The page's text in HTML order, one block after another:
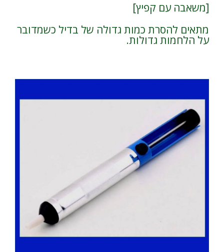
[משאבה עם קפיץ]
מתאים להסרת כמות גדולה של בדיל כשמדובר
על הלחמות גדולות.